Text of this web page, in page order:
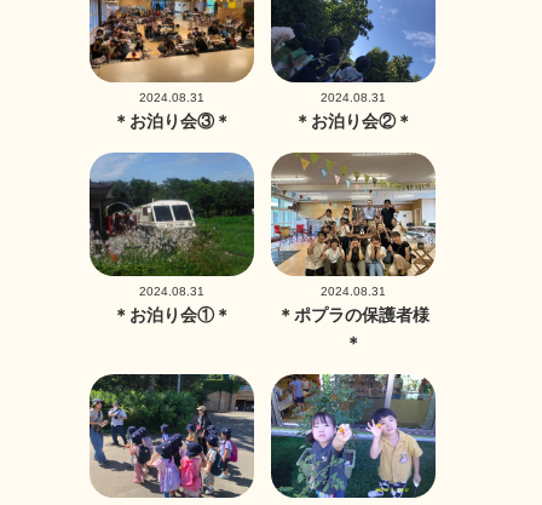
2024.08.31
＊お泊り会③＊
2024.08.31
＊お泊り会②＊
2024.08.31
＊お泊り会①＊
2024.08.31
＊ポプラの保護者様
＊